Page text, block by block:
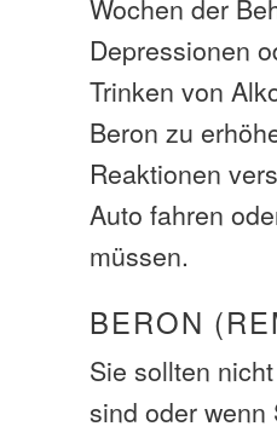
Wochen der
Depressionen
Trinken von
Beron zu
Reaktionen
Auto fahren
müssen.
BERON
Sie sollten
sind oder